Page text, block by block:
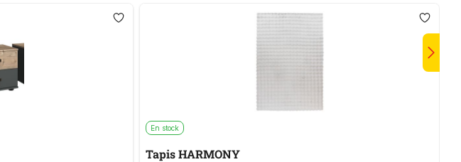
En stock
Tapis HARMONY